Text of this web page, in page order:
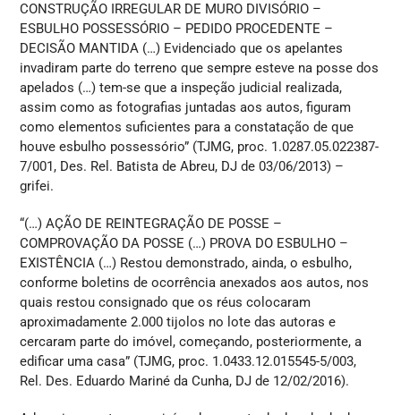
CONSTRUÇÃO IRREGULAR DE MURO DIVISÓRIO –
ESBULHO POSSESSÓRIO – PEDIDO PROCEDENTE –
DECISÃO MANTIDA (…) Evidenciado que os apelantes
invadiram parte do terreno que sempre esteve na posse dos
apelados (…) tem-se que a inspeção judicial realizada,
assim como as fotografias juntadas aos autos, figuram
como elementos suficientes para a constatação de que
houve esbulho possessório” (TJMG, proc. 1.0287.05.022387-
7/001, Des. Rel. Batista de Abreu, DJ de 03/06/2013) –
grifei.
“(…) AÇÃO DE REINTEGRAÇÃO DE POSSE –
COMPROVAÇÃO DA POSSE (…) PROVA DO ESBULHO –
EXISTÊNCIA (…) Restou demonstrado, ainda, o esbulho,
conforme boletins de ocorrência anexados aos autos, nos
quais restou consignado que os réus colocaram
aproximadamente 2.000 tijolos no lote das autoras e
cercaram parte do imóvel, começando, posteriormente, a
edificar uma casa” (TJMG, proc. 1.0433.12.015545-5/003,
Rel. Des. Eduardo Mariné da Cunha, DJ de 12/02/2016).